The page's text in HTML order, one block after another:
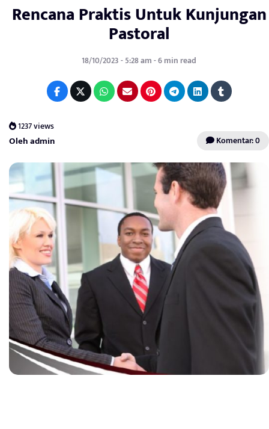
Rencana Praktis Untuk Kunjungan
Pastoral
18/10/2023 - 5:28 am - 6 min read
1237 views
Oleh admin Komentar: 0